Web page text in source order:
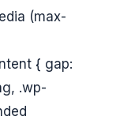
(max-
{ gap:
.wp-